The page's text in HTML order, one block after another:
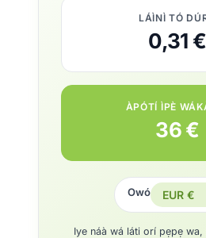
LÁÌNÌ TÓ
0,31 €
ÀPÓTÍ ÌPÈ
36 €
Owó
Iye náà wá láti orí pẹpẹ